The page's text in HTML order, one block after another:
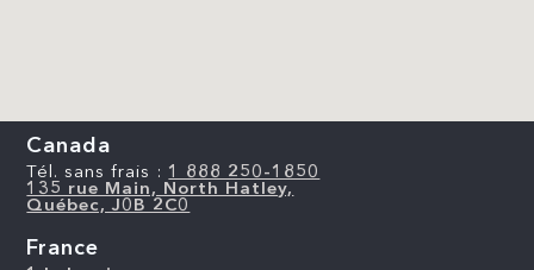
Canada
Tél. sans frais : 1 888 250-1850
135 rue Main, North Hatley,
Québec, J0B 2C0
France